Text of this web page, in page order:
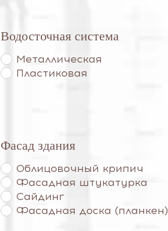
Водосточная система
Металлическая
Пластиковая
Фасад здания
Облицовочный крипич
Фасадная штукатурка
Сайдинг
Фасадная доска (планкен)